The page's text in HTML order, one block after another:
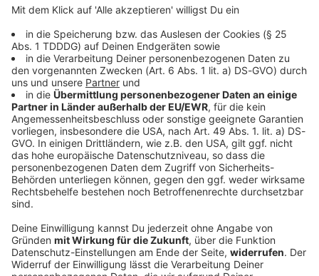
Wetterwarnung Bayern: Glatteis durch
Ab Freitag, den 28.11.2025, ist vom Abend bis Samstag
in Teilen Bayerns Glatteis und Blitzeis auf den Straße